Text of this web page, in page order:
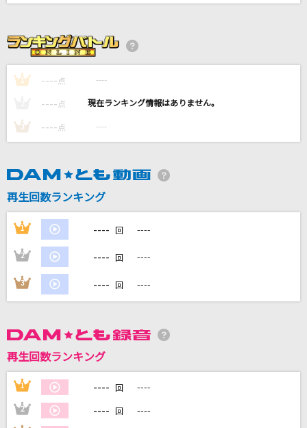
[生音]ピースサイン
烏(ビデオクリップバージョン)
米津玄師
DAMの新曲・ランキングなど
カラオケ最新情報をチェック！
カラオケをもっと楽しもう！
1 ---- 点 ----
---- 点 ----
3 ---- 点 ----
再生回数ランキング
1 ---- 回 ----
2 ---- 回 ----
3 ---- 回 ----
再生回数ランキング
1 ---- 回 ----
2 ---- 回 ----